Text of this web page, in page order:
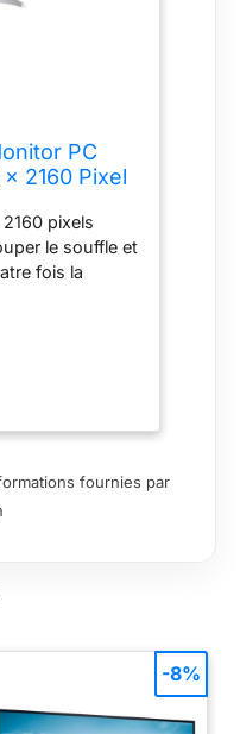
PC
2160 Pixel
USB C)
pixels
le souffle et
fois la
en charge
avec une large
contraste,
visuelle
visuelle
le changement
points de vue.
câble. [DCI-
du spectre
solution pour
[MAXXAUDIO]
fournies par
-8%